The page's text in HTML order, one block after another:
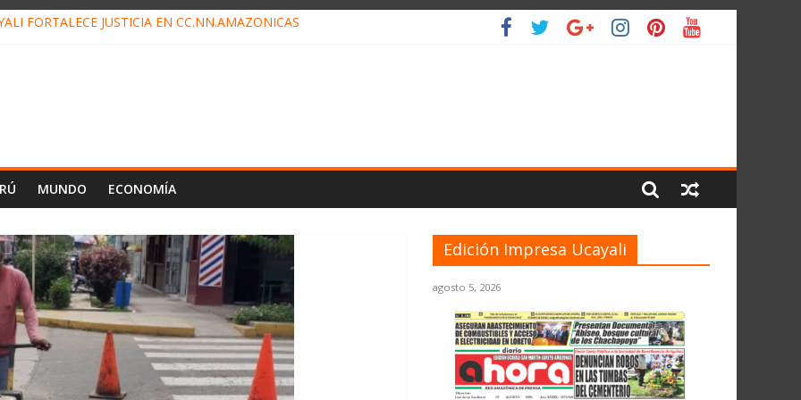
FORTALECE JUSTICIA EN CC.NN.AMAZÓNICAS
MUNDO ECONOMÍA
Edición Impresa Ucayali
agosto 5, 2026